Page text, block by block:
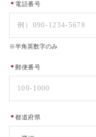
＊ 電話番号
※半角英数字のみ
＊郵便番号
＊都道府県